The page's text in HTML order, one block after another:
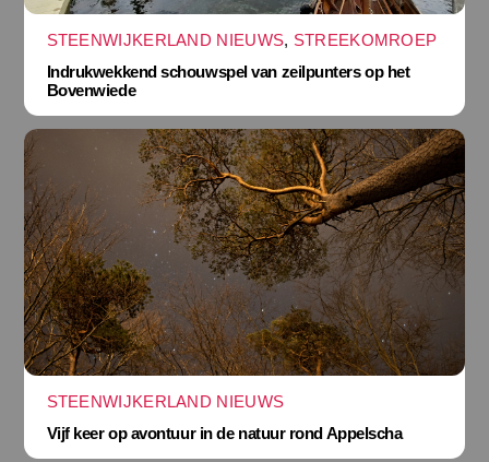
STEENWIJKERLAND NIEUWS, STREEKOMROEP
Indrukwekkend schouwspel van zeilpunters op het
Bovenwiede
STEENWIJKERLAND NIEUWS
Vijf keer op avontuur in de natuur rond Appelscha